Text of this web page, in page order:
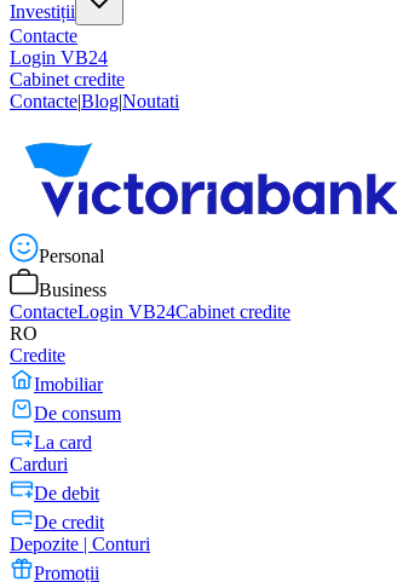
Investiții
Contacte
Login VB24
Cabinet credite
Contacte|Blog|Noutati
Personal
Business
ContacteLogin VB24Cabinet credite
RO
Credite
Imobiliar
De consum
La card
Carduri
De debit
De credit
Depozite | Conturi
Promoții